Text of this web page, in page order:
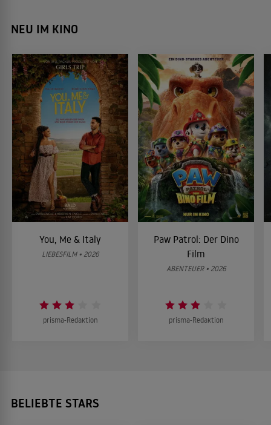
NEU IM KINO
You, Me & Italy
LIEBESFILM • 2026
prisma-Redaktion
Paw Patrol: Der Dino
Film
ABENTEUER • 2026
prisma-Redaktion
BELIEBTE STARS